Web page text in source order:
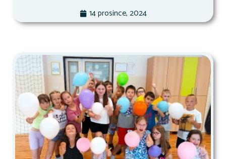
14 prosince, 2024